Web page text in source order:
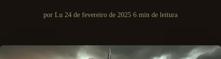
por Lu 24 de fevereiro de 2025 6 min de leitura